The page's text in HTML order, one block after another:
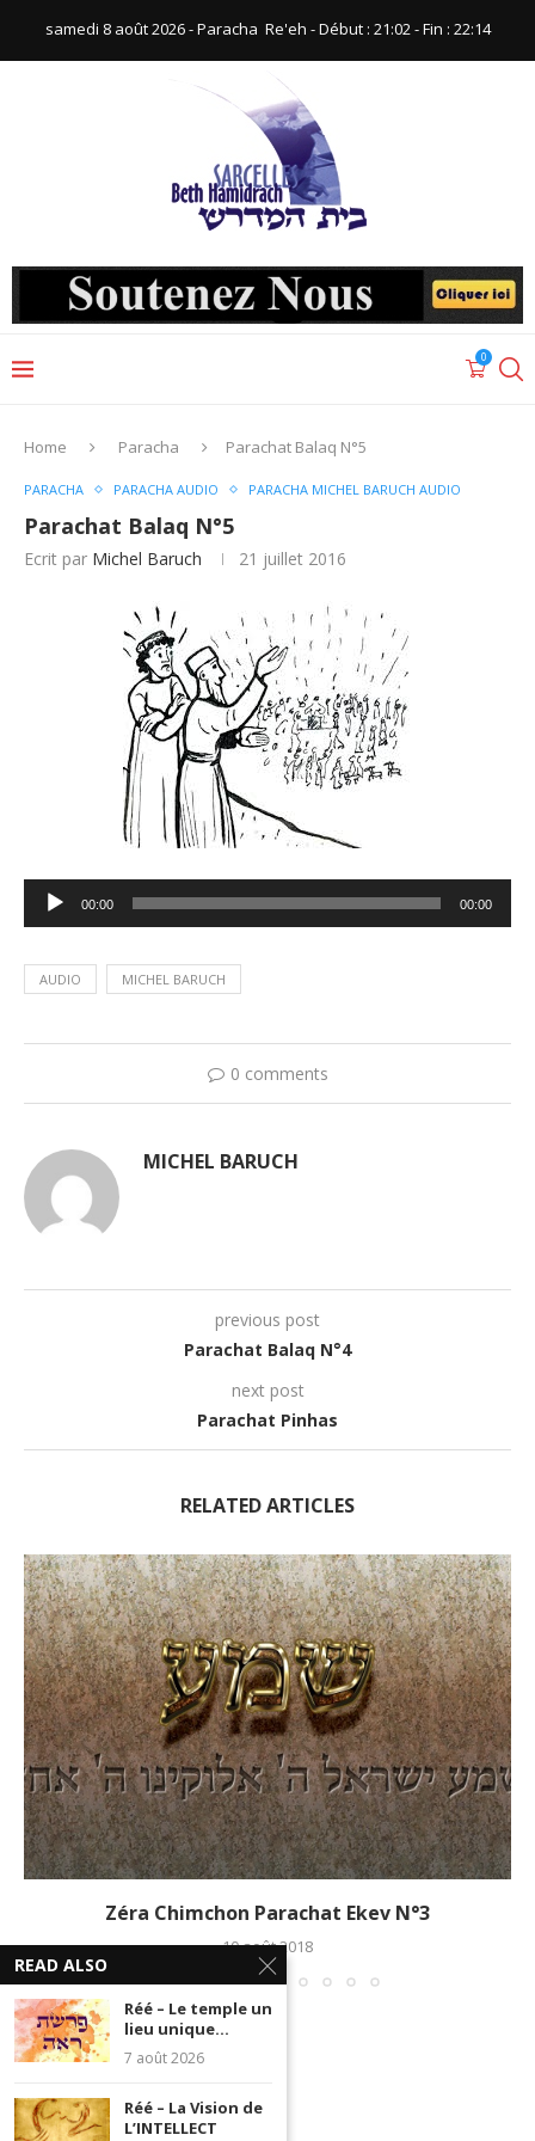
samedi 8 août 2026 - Paracha ‪ Re'eh‬ - Début : 21:02‬ - Fin : ‪22:14‬
0
Home Paracha Parachat Balaq N°5
PARACHA PARACHA AUDIO PARACHA MICHEL BARUCH AUDIO
Parachat Balaq N°5
Ecrit par Michel Baruch 21 juillet 2016
Lecteur
audio
00:00 00:00
AUDIO MICHEL BARUCH
0 comments
MICHEL BARUCH
previous post
Parachat Balaq N°4
next post
Parachat Pinhas
RELATED ARTICLES
Zéra Chimchon Parachat Ekev N°3
10 août 2018
READ ALSO
Réé – Le temple un
lieu unique...
7 août 2026
Réé – La Vision de
L’INTELLECT